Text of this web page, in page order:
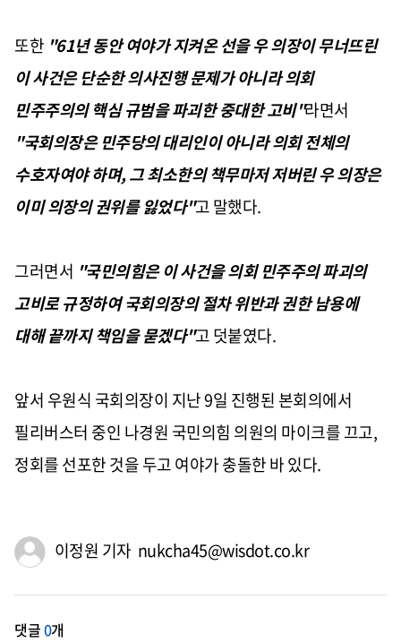
또한 "61년 동안 여야가 지켜온 선을 우 의장이 무너뜨린
이 사건은 단순한 의사진행 문제가 아니라 의회
민주주의의 핵심 규범을 파괴한 중대한 고비"라면서
"국회의장은 민주당의 대리인이 아니라 의회 전체의
수호자여야 하며, 그 최소한의 책무마저 저버린 우 의장은
이미 의장의 권위를 잃었다"고 말했다.
그러면서 "국민의힘은 이 사건을 의회 민주주의 파괴의
고비로 규정하여 국회의장의 절차 위반과 권한 남용에
대해 끝까지 책임을 묻겠다"고 덧붙였다.
앞서 우원식 국회의장이 지난 9일 진행된 본회의에서
필리버스터 중인 나경원 국민의힘 의원의 마이크를 끄고,
정회를 선포한 것을 두고 여야가 충돌한 바 있다.
이정원 기자 nukcha45@wisdot.co.kr
댓글0개